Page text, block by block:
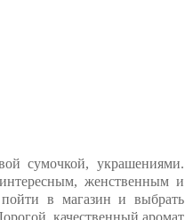
сумочкой, украшениями.
женственным и
в магазин и выбрать
качественный аромат